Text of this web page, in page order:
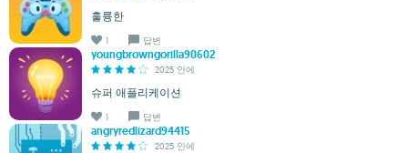
훌륭한
1 답변
youngbrowngorilla90602
2025 안에
슈퍼 애플리케이션
1 답변
angryredlizard94415
2025 안에